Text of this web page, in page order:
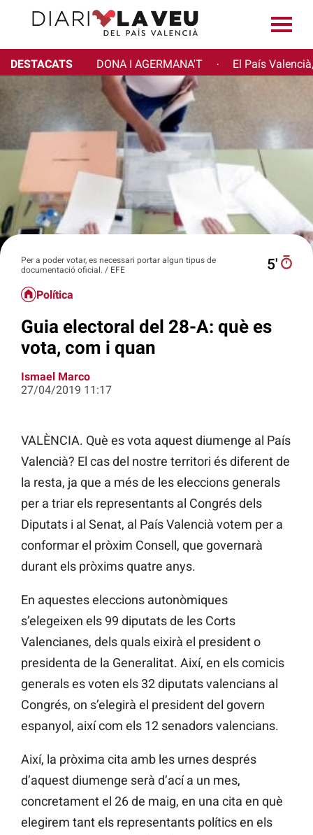
DESTACATS DONA I AGERMANA'T · El País
Per a poder votar, es necessari portar algun tipus de
documentació oficial. / EFE
5′
Política
Guia electoral del 28-A: què es
vota, com i quan
Ismael Marco
27/04/2019 11:17
VALÈNCIA. Què es vota aquest diumenge al País
Valencià? El cas del nostre territori és diferent de
la resta, ja que a més de les eleccions generals
per a triar els representants al Congrés dels
Diputats i al Senat, al País Valencià votem per a
conformar el pròxim Consell, que governarà
durant els pròxims quatre anys.
En aquestes eleccions autonòmiques
s’elegeixen els 99 diputats de les Corts
Valencianes, dels quals eixirà el president o
presidenta de la Generalitat. Així, en els comicis
generals es voten els 32 diputats valencians al
Congrés, on s’elegirà el president del govern
espanyol, així com els 12 senadors valencians.
Així, la pròxima cita amb les urnes després
d’aquest diumenge serà d’ací a un mes,
concretament el 26 de maig, en una cita en què
elegirem tant els representants polítics en els